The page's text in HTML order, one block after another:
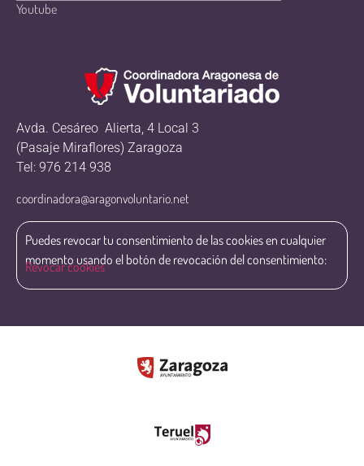
Youtube
Avda. Cesáreo Alierta, 4 Local 3
(Pasaje Miraflores) Zaragoza
Tel: 976 214 938
coordinadora@aragonvoluntario.net
Puedes revocar tu consentimiento de las cookies en cualquier
momento usando el botón de revocación del consentimiento:
Revocar cookies